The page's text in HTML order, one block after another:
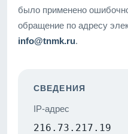
было применено
обращение по адресу
info@tnmk.ru.
СВЕДЕНИЯ
IP-адрес
216.73.217.19